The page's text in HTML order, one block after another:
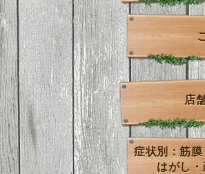
店
症状別：筋
はがし